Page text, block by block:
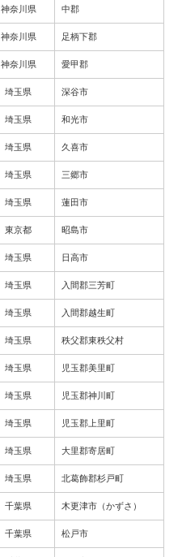
神奈川県 中郡
神奈川県 足柄下郡
神奈川県 愛甲郡
埼玉県 深谷市
埼玉県 和光市
埼玉県 久喜市
埼玉県 三郷市
埼玉県 蓮田市
東京都 昭島市
埼玉県 日高市
埼玉県 入間郡三芳町
埼玉県 入間郡越生町
埼玉県 秩父郡東秩父村
埼玉県 児玉郡美里町
埼玉県 児玉郡神川町
埼玉県 児玉郡上里町
埼玉県 大里郡寄居町
埼玉県 北葛飾郡杉戸町
千葉県 木更津市（かずさ）
千葉県 松戸市